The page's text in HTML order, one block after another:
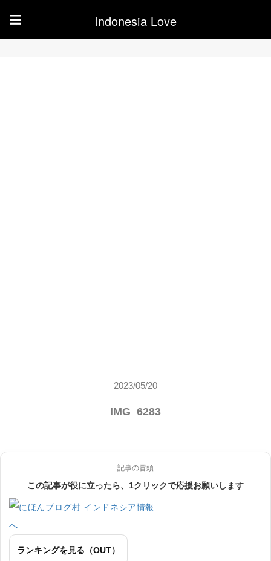
☰ Indonesia Love
2023/05/20
IMG_6283
記事の冒頭
この記事が役に立ったら、1クリックで応援お願いします
ランキングを見る（OUT）